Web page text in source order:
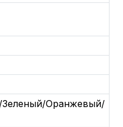
Оранжевый/